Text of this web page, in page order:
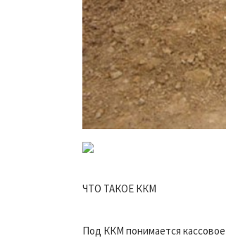
ЧТО ТАКОЕ ККМ
Под ККМ понимается